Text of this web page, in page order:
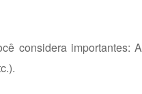
considera importantes: